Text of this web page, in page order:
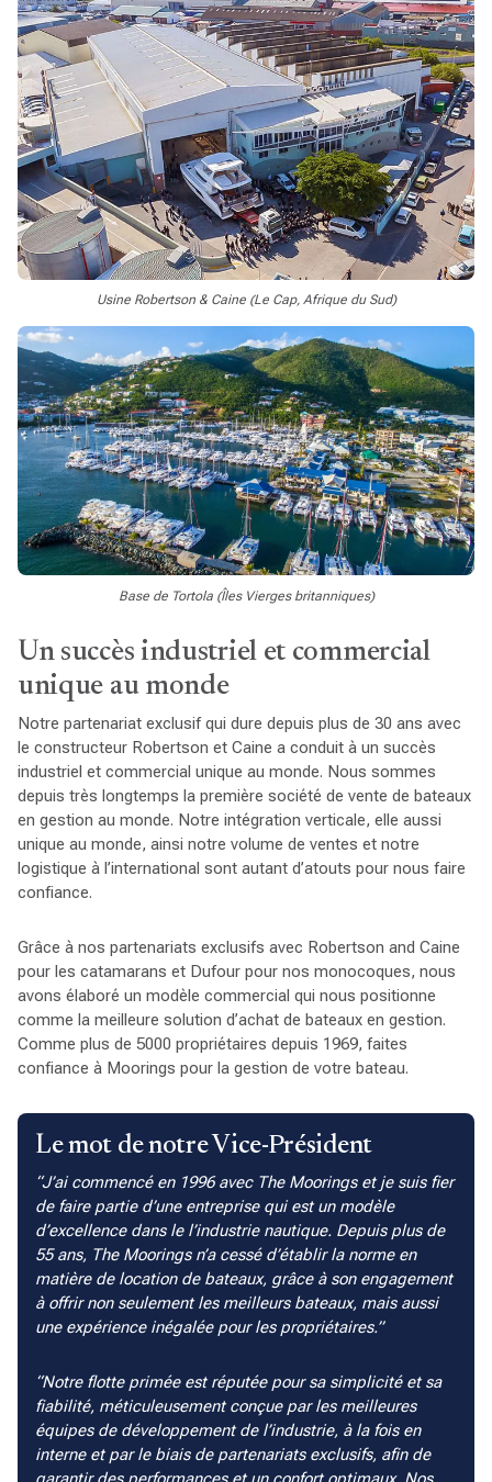
Usine Robertson & Caine (Le Cap, Afrique du Sud)
Base de Tortola (Îles Vierges britanniques)
Un succès industriel et commercial
unique au monde
Notre partenariat exclusif qui dure depuis plus de 30 ans avec
le constructeur Robertson et Caine a conduit à un succès
industriel et commercial unique au monde. Nous sommes
depuis très longtemps la première société de vente de bateaux
en gestion au monde. Notre intégration verticale, elle aussi
unique au monde, ainsi notre volume de ventes et notre
logistique à l’international sont autant d’atouts pour nous faire
confiance.
Grâce à nos partenariats exclusifs avec Robertson and Caine
pour les catamarans et Dufour pour nos monocoques, nous
avons élaboré un modèle commercial qui nous positionne
comme la meilleure solution d’achat de bateaux en gestion.
Comme plus de 5000 propriétaires depuis 1969, faites
confiance à Moorings pour la gestion de votre bateau.
Le mot de notre Vice-Président
J’ai commencé en 1996 avec The Moorings et je suis fier
de faire partie d’une entreprise qui est un modèle
d’excellence dans le l’industrie nautique. Depuis plus de
55 ans, The Moorings n’a cessé d’établir la norme en
matière de location de bateaux, grâce à son engagement
à offrir non seulement les meilleurs bateaux, mais aussi
une expérience inégalée pour les propriétaires.
Notre flotte primée est réputée pour sa simplicité et sa
fiabilité, méticuleusement conçue par les meilleures
équipes de développement de l’industrie, à la fois en
interne et par le biais de partenariats exclusifs, afin de